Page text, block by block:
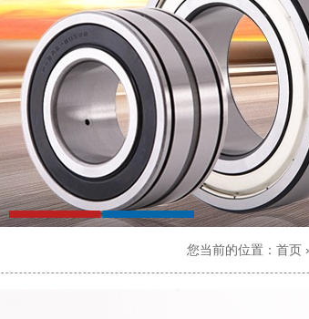
您当前的位置： 首页